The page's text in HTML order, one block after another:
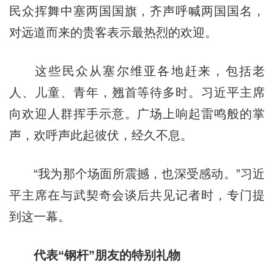
民众挥舞中塞两国国旗，齐声呼喊两国国名，
对远道而来的贵客表示最热烈的欢迎。
这些民众从塞尔维亚各地赶来，包括老
人、儿童、青年，翘首等待多时。习近平主席
向欢迎人群挥手示意。广场上响起雷鸣般的掌
声，欢呼声此起彼伏，经久不息。
“我为那个场面所震撼，也深受感动。”习近
平主席在与武契奇会谈后共见记者时，专门提
到这一幕。
代表“钢杆”朋友的特别礼物